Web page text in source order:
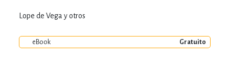
Lope de Vega y otros
eBook Gratuito